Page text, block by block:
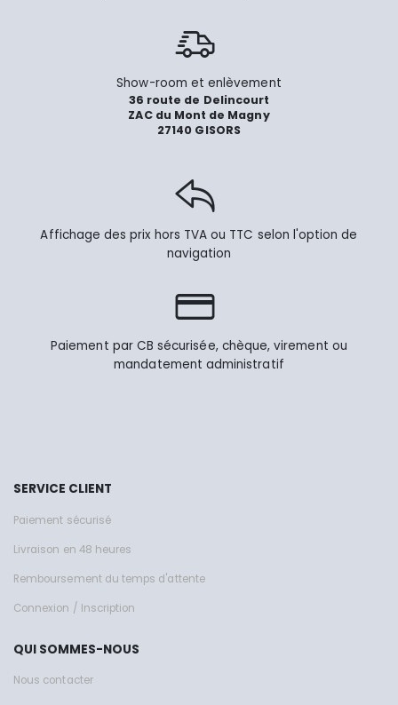
Show-room et enlèvement
36 route de Delincourt
ZAC du Mont de Magny
27140 GISORS
Affichage des prix hors TVA ou TTC selon l'option de
navigation
Paiement par CB sécurisée, chèque, virement ou
mandatement administratif
SERVICE CLIENT
Paiement sécurisé
Livraison en 48 heures
Remboursement du temps d'attente
Connexion / Inscription
QUI SOMMES-NOUS
Nous contacter